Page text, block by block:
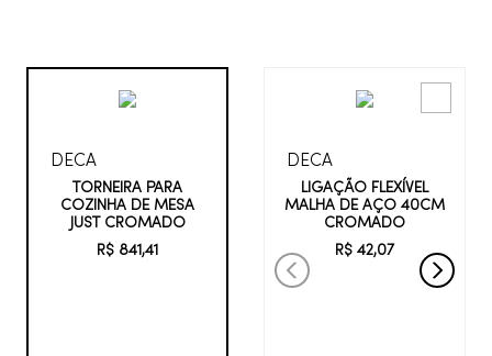
DECA
TORNEIRA PARA
COZINHA DE MESA
JUST CROMADO
R$ 841 ,41
DECA
LIGAÇÃO FLEXÍVEL
MALHA DE AÇO 40CM
CROMADO
R$ 42,07